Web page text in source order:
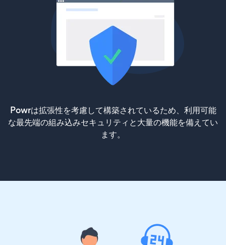
Powrは拡張性を考慮して構築されているため、利用可能
な最先端の組み込みセキュリティと大量の機能を備えてい
ます。